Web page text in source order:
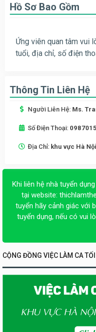
Hồ Sơ Bao Gồm
Ứng viên quan tâm vui
tuổi, địa chỉ, số điện
Thông Tin Liên Hệ
Người Liên Hệ: Ms.
Số Điện Thoại:
Địa Chỉ: khu vực Hà Nội
Khi liên hệ nhà tuyển
tại website:
tuyển hãy cảnh giác với
tuyển dụng, nếu có vui
CỘNG ĐỒNG VIỆC LÀM CA TỐI